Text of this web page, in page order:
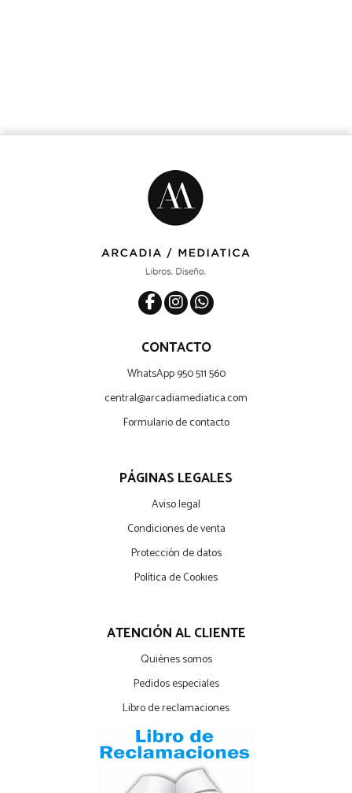
CONTACTO
WhatsApp 950 511 560
central@arcadiamediatica.com
Formulario de contacto
PÁGINAS LEGALES
Aviso legal
Condiciones de venta
Protección de datos
Política de Cookies
ATENCIÓN AL CLIENTE
Quiénes somos
Pedidos especiales
Libro de reclamaciones